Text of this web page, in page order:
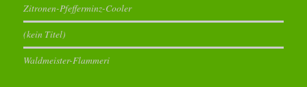
Zitronen-Pfefferminz-Cooler
(kein Titel)
Waldmeister-Flammeri